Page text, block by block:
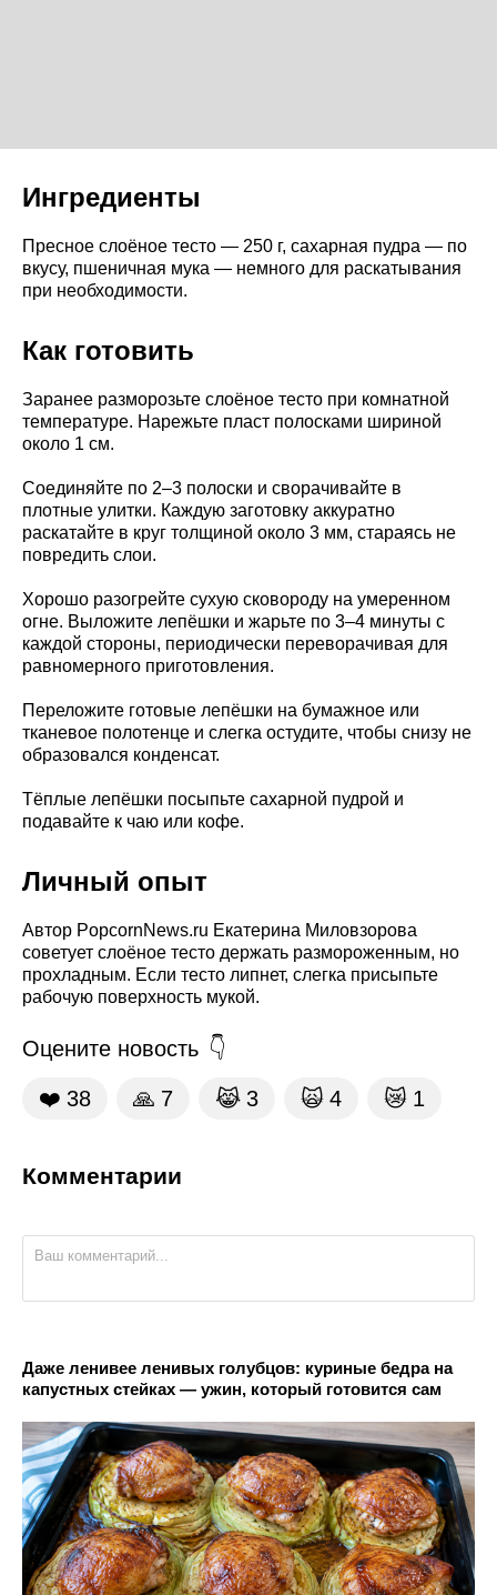
Ингредиенты
Пресное слоёное тесто — 250 г, сахарная пудра — по
вкусу, пшеничная мука — немного для раскатывания
при необходимости.
Как готовить
Заранее разморозьте слоёное тесто при комнатной
температуре. Нарежьте пласт полосками шириной
около 1 см.
Соединяйте по 2–3 полоски и сворачивайте в
плотные улитки. Каждую заготовку аккуратно
раскатайте в круг толщиной около 3 мм, стараясь не
повредить слои.
Хорошо разогрейте сухую сковороду на умеренном
огне. Выложите лепёшки и жарьте по 3–4 минуты с
каждой стороны, периодически переворачивая для
равномерного приготовления.
Переложите готовые лепёшки на бумажное или
тканевое полотенце и слегка остудите, чтобы снизу не
образовался конденсат.
Тёплые лепёшки посыпьте сахарной пудрой и
подавайте к чаю или кофе.
Личный опыт
Автор PopcornNews.ru Екатерина Миловзорова
советует слоёное тесто держать размороженным, но
прохладным. Если тесто липнет, слегка присыпьте
рабочую поверхность мукой.
Оцените новость
❤️ 38 🙏 7 😹 3 🙀 4 😿 1
Комментарии
Даже ленивее ленивых голубцов: куриные бедра на
капустных стейках — ужин, который готовится сам